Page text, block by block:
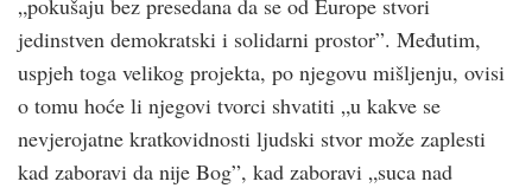
jedinstven demokratski i solidarni prostor”. Međutim,
uspjeh toga velikog projekta, po njegovu mišljenju, ovisi
o tomu hoće li njegovi tvorci shvatiti „u kakve se
nevjerojatne kratkovidnosti ljudski stvor može zaplesti
kad zaboravi da nije Bog”, kad zaboravi „suca nad